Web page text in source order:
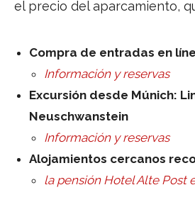
el precio del aparcamiento,
Compra de entradas en
Información y reservas
Excursión desde Múnich:
Neuschwanstein
Información y reservas
Alojamientos cercanos
la pensión Hotel Alte Post